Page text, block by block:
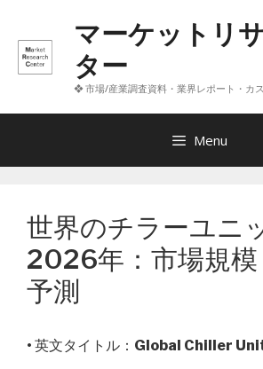
へ
マーケットリ
ター
❖ 市場/産業調査資料・業界レポート・カ
Menu
世界のチラーユニ
2026年：市場規模
予測
• 英文タイトル： Global Chiller